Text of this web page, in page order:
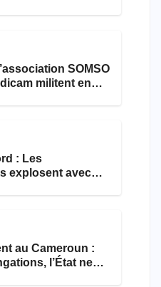
SOMSO
militent en
: Les
explosent avec
au Cameroun :
l’État ne